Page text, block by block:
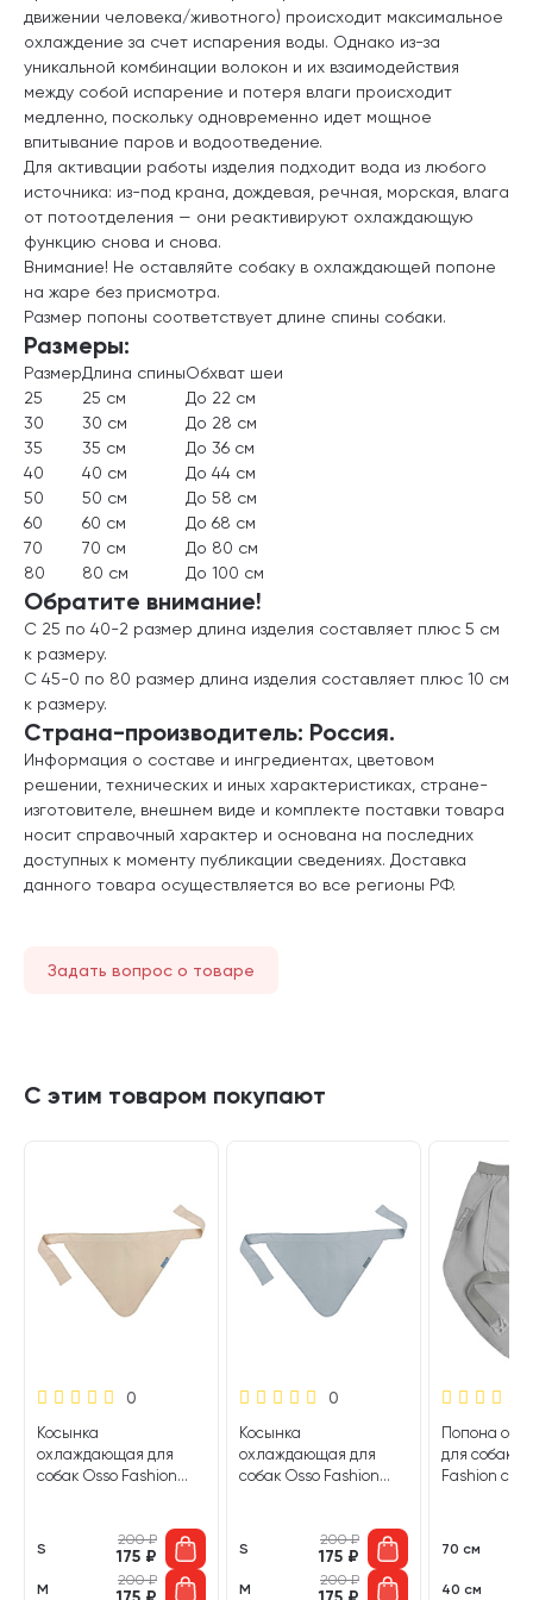
движении человека/животного) происходит максимальное
охлаждение за счет испарения воды. Однако из-за
уникальной комбинации волокон и их взаимодействия
между собой испарение и потеря влаги происходит
медленно, поскольку одновременно идет мощное
впитывание паров и водоотведение.
Для активации работы изделия подходит вода из любого
источника: из-под крана, дождевая, речная, морская, влага
от потоотделения — они реактивируют охлаждающую
функцию снова и снова.
Внимание! Не оставляйте собаку в охлаждающей попоне
на жаре без присмотра.
Размер попоны соответствует длине спины собаки.
Размеры:
РазмерДлина спиныОбхват шеи
25
25 см
До 22 см
30
30 см
До 28 см
35
35 см
До 36 см
40
40 см
До 44 см
50
50 см
До 58 см
60
60 см
До 68 см
70
70 см
До 80 см
80
80 см До 100 см
Обратите внимание!
С 25 по 40-2 размер длина изделия составляет плюс 5 см
к размеру.
С 45-0 по 80 размер длина изделия составляет плюс 10 см
к размеру.
Страна-производитель: Россия.
Информация о составе и ингредиентах, цветовом
решении, технических и иных характеристиках, стране-
изготовителе, внешнем виде и комплекте поставки товара
носит справочный характер и основана на последних
доступных к моменту публикации сведениях. Доставка
данного товара осуществляется во все регионы РФ.
Задать вопрос о товаре
С этим товаром покупают
0
Косынка
охлаждающая для
собак Osso Fashion
S
200₽
175 ₽
M
200₽
0
Косынка
охлаждающая для
собак Osso Fashion
S
200₽
175 ₽
M
200₽
Попона
для собак
Fashion
70 см
40 см